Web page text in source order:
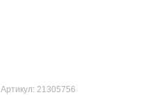
Артикул: 21305756